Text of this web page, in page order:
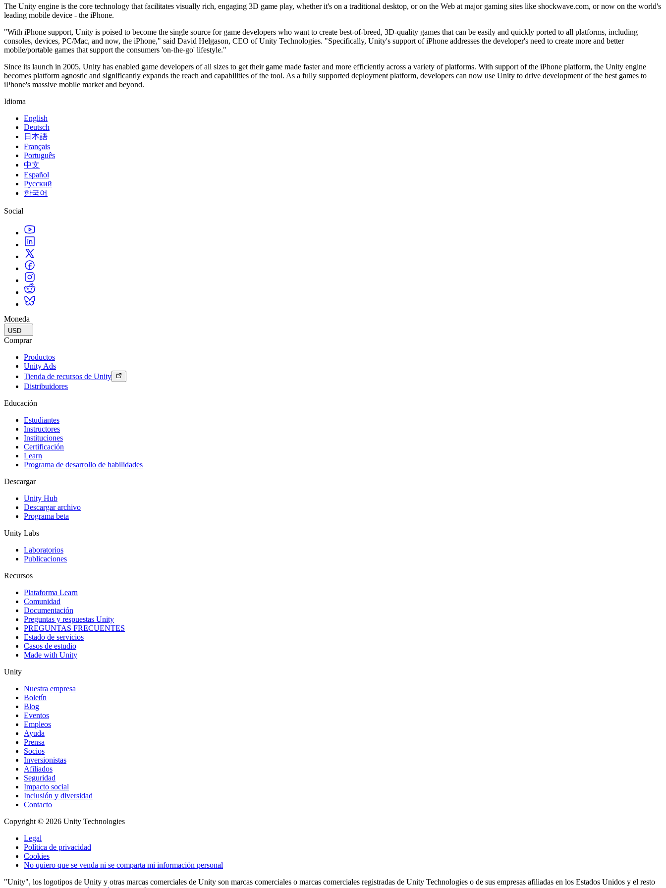
LiveOps
Perspectivas post-lanzamiento y operaciones de juego en vivo
Expande
Hazte descubrir y adquiere usuarios móviles
Compras dentro de la aplicación
Gestionar las IAP dentro de la aplicación en tiendas físicas y en el canal directo al consumidor (D2C).
Monetización
Conecta a los jugadores con los juegos adecuados
Publicitar con Unity
Casos de uso
Juegos móviles
Crea y expande éxitos móviles con Unity
Juegos independientes
Juegos XR
Lanza juegos XR en múltiples plataformas
Juegos multijugador
Simplifica el desarrollo de juegos multijugador
Venta minorista
Transforma las experiencias en tienda en experiencias en línea
Industria automotriz
Ver todas las industrias
Información útil
Casos de estudio
Historias de éxito en el mundo real
Consejos y trucos de expertos
Demostraciones
Demostraciones, muestras y bloques de construcción
Todos los recursos
Novedades
Blog
Actualizaciones, información y consejos técnicos
Novedades
Noticias, historias y centro de prensa
Únete a desarrolladores, creadores e insiders
Premios Unity
Celebrando a los creadores de Unity en todo el mundo
Guías prácticas
Consejos prácticos y mejores prácticas
Educación
Impulsa tu carrera
Para docentes
Potencia tu enseñanza
Licencia gratuita para fines educativos
Lleva el poder de Unity a tu institución
Certificaciones
Demuestra tu dominio de Unity
The Unity engine is the core technology that facilitates visually rich, engaging 3D game play, whether it's on a traditional desktop, or on the Web at major gaming sites like shockwave.com, or now on the world's
leading mobile device - the iPhone.
"With iPhone support, Unity is poised to become the single source for game developers who want to create best-of-breed, 3D-quality games that can be easily and quickly ported to all platforms, including
consoles, devices, PC/Mac, and now, the iPhone," said David Helgason, CEO of Unity Technologies. "Specifically, Unity's support of iPhone addresses the developer's need to create more and better
mobile/portable games that support the consumers 'on-the-go' lifestyle."
Since its launch in 2005, Unity has enabled game developers of all sizes to get their game made faster and more efficiently across a variety of platforms. With support of the iPhone platform, the Unity engine
becomes platform agnostic and significantly expands the reach and capabilities of the tool. As a fully supported deployment platform, developers can now use Unity to drive development of the best games to
iPhone's massive mobile market and beyond.
Idioma
English
Deutsch
日本語
Français
Português
中文
Español
Русский
한국어
Social
Moneda
USD
Comprar
Productos
Unity Ads
Tienda de recursos de Unity
Distribuidores
Educación
Estudiantes
Instructores
Instituciones
Certificación
Learn
Programa de desarrollo de habilidades
Descargar
Unity Hub
Descargar archivo
Programa beta
Unity Labs
Laboratorios
Publicaciones
Recursos
Plataforma Learn
Comunidad
Documentación
Preguntas y respuestas Unity
PREGUNTAS FRECUENTES
Estado de servicios
Casos de estudio
Made with Unity
Unity
Nuestra empresa
Boletín
Blog
Eventos
Empleos
Ayuda
Prensa
Socios
Inversionistas
Afiliados
Seguridad
Impacto social
Inclusión y diversidad
Contacto
Copyright © 2026 Unity Technologies
Legal
Política de privacidad
Cookies
No quiero que se venda ni se comparta mi información personal
"Unity", los logotipos de Unity y otras marcas comerciales de Unity son marcas comerciales o marcas comerciales registradas de Unity Technologies o de sus empresas afiliadas en los Estados Unidos y el resto